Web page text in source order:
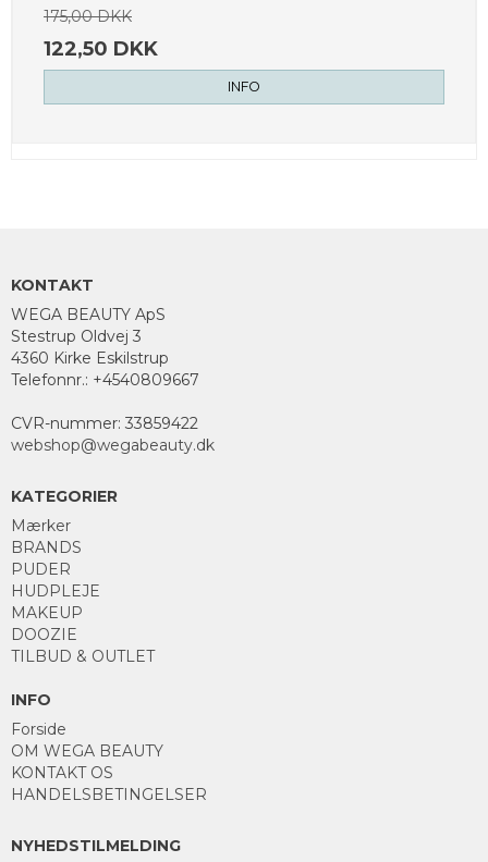
175,00 DKK
122,50 DKK
INFO
KONTAKT
WEGA BEAUTY ApS
Stestrup Oldvej 3
4360 Kirke Eskilstrup
Telefonnr.: +4540809667
CVR-nummer: 33859422
webshop@wegabeauty.dk
KATEGORIER
Mærker
BRANDS
PUDER
HUDPLEJE
MAKEUP
DOOZIE
TILBUD & OUTLET
INFO
Forside
OM WEGA BEAUTY
KONTAKT OS
HANDELSBETINGELSER
NYHEDSTILMELDING